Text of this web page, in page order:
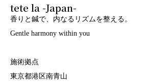
tete la -Japan-
香りと鍼で、内なるリズムを整える。
Gentle harmony within you
施術拠点
東京都港区南青山